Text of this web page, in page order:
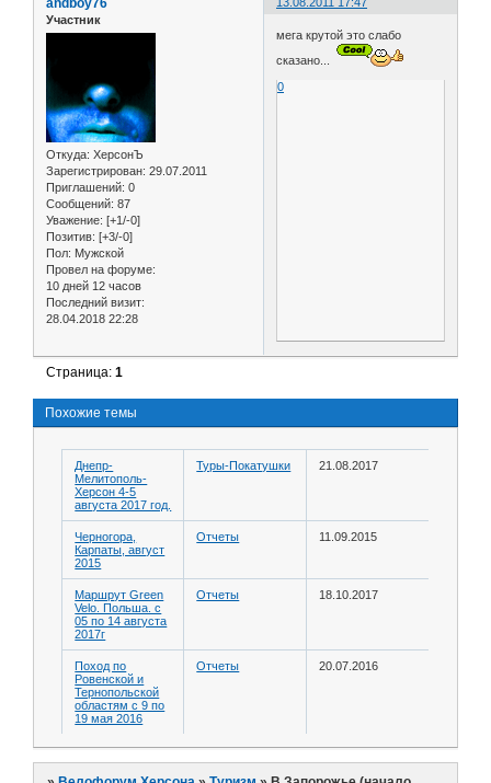
andboy76
Участник
Откуда: ХерсонЪ
Зарегистрирован: 29.07.2011
Приглашений: 0
Сообщений: 87
Уважение: [+1/-0]
Позитив: [+3/-0]
Пол: Мужской
Провел на форуме:
10 дней 12 часов
Последний визит:
28.04.2018 22:28
мега крутой это слабо
сказано...
0
Страница:1
Похожие темы
Днепр-
Мелитополь-
Херсон 4-5
августа 2017 год.
Туры-Покатушки 21.08.2017
Черногора,
Карпаты, август
2015
Отчеты 11.09.2015
Маршрут Green
Velo. Польша. с
05 по 14 августа
2017г
Отчеты 18.10.2017
Поход по
Ровенской и
Тернопольской
областям с 9 по
19 мая 2016
Отчеты 20.07.2016